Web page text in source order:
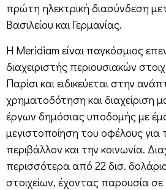
πρώτη ηλεκτρική διασύνδεση
Βασιλείου και Γερμανίας.
Η Meridiam είναι παγκόσμιος
διαχειριστής περιουσιακών
Παρίσι και ειδικεύεται στην
χρηματοδότηση και διαχείριση
έργων δημόσιας υποδομής με
μεγιστοποίηση του οφέλους για
περιβάλλον και την κοινωνία.
περισσότερα από 22 δισ.
στοιχείων, έχοντας παρουσία